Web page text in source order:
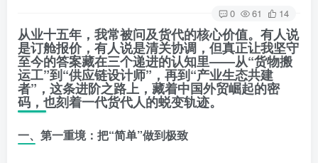
0 61 14
从业十五年，我常被问及货代的核心价值。有人说
是订舱报价，有人说是清关协调，但真正让我坚守
至今的答案藏在三个递进的认知里——从“货物搬
运工”到“供应链设计师”，再到“产业生态共建
者” ，这条进阶之路上，藏着中国外贸崛起的密
码，也刻着一代货代人的蜕变轨迹。
一、第一重境：把“简单”做到极致